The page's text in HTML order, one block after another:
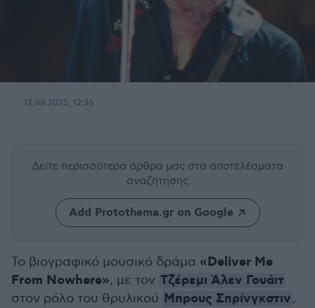
12.08.2025, 12:26
Δείτε περισσότερα άρθρα μας στα αποτελέσματα
αναζήτησης
Add Protothema.gr on Google
Το βιογραφικό μουσικό δράμα «Deliver Me
From Nowhere», με τον Τζέρεμι Άλεν Γουάιτ
στον ρόλο του θρυλικού Μπρους Σπρίνγκστιν,